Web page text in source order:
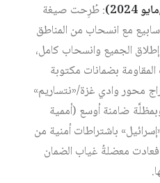
: طُرِحت صيغة
مع انسحاب من المناطق
الجميع وانسحاب كامل،
بضمانات مكتوبة
محور وادي غزة/«نتساريم»
ضامنة أوسع (أممية
باشتراطات أمنية من
فعادت معضلةُ غياب الضمان